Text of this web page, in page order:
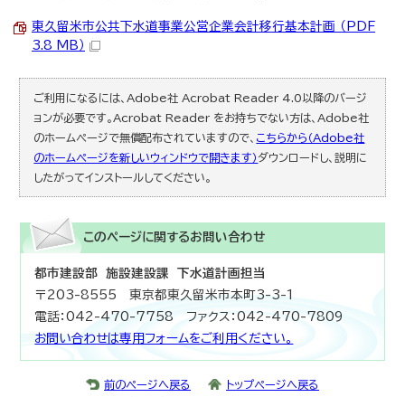
東久留米市公共下水道事業公営企業会計移行基本計画 （PDF
3.8 MB）
ご利用になるには、Adobe社 Acrobat Reader 4.0以降のバージ
ョンが必要です。Acrobat Reader をお持ちでない方は、Adobe社
のホームページで無償配布されていますので、 こちらから（Adobe社
のホームページを新しいウィンドウで開きます）ダウンロードし、説明に
したがってインストールしてください。
このページに関するお問い合わせ
都市建設部 施設建設課 下水道計画担当
〒203-8555 東京都東久留米市本町3-3-1
電話：042-470-7758 ファクス：042-470-7809
お問い合わせは専用フォームをご利用ください。
前のページへ戻る トップページへ戻る